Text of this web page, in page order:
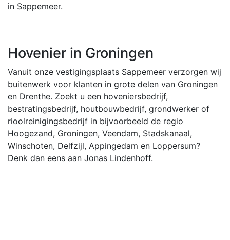
in Sappemeer.
Hovenier in Groningen
Vanuit onze vestigingsplaats Sappemeer verzorgen wij
buitenwerk voor klanten in grote delen van Groningen
en Drenthe. Zoekt u een hoveniersbedrijf,
bestratingsbedrijf, houtbouwbedrijf, grondwerker of
rioolreinigingsbedrijf in bijvoorbeeld de regio
Hoogezand, Groningen, Veendam, Stadskanaal,
Winschoten, Delfzijl, Appingedam en Loppersum?
Denk dan eens aan Jonas Lindenhoff.